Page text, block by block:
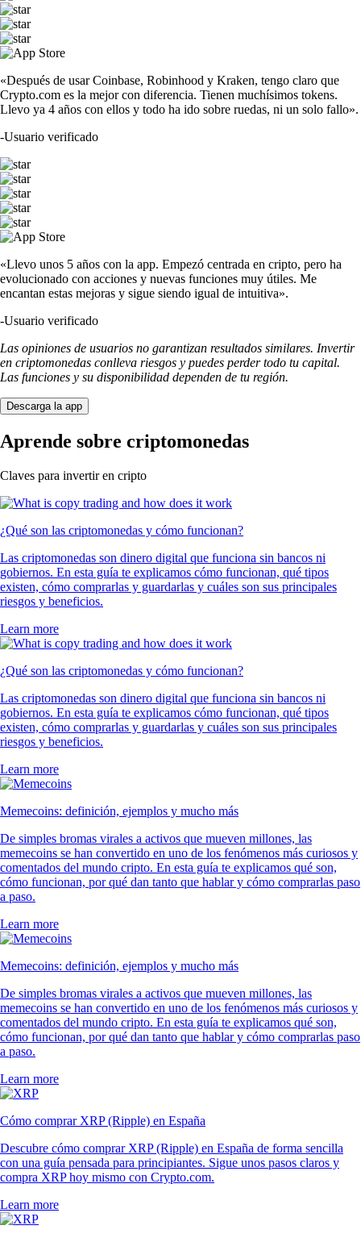
«Después de usar Coinbase, Robinhood y Kraken, tengo claro que
Crypto.com es la mejor con diferencia. Tienen muchísimos tokens.
Llevo ya 4 años con ellos y todo ha ido sobre ruedas, ni un solo fallo».
-Usuario verificado
«Llevo unos 5 años con la app. Empezó centrada en cripto, pero ha
evolucionado con acciones y nuevas funciones muy útiles. Me
encantan estas mejoras y sigue siendo igual de intuitiva».
-Usuario verificado
Las opiniones de usuarios no garantizan resultados similares. Invertir
en criptomonedas conlleva riesgos y puedes perder todo tu capital.
Las funciones y su disponibilidad dependen de tu región.
Descarga la app
Aprende sobre criptomonedas
Claves para invertir en cripto
¿Qué son las criptomonedas y cómo funcionan?
Las criptomonedas son dinero digital que funciona sin bancos ni
gobiernos. En esta guía te explicamos cómo funcionan, qué tipos
existen, cómo comprarlas y guardarlas y cuáles son sus principales
riesgos y beneficios.
Learn more
¿Qué son las criptomonedas y cómo funcionan?
Las criptomonedas son dinero digital que funciona sin bancos ni
gobiernos. En esta guía te explicamos cómo funcionan, qué tipos
existen, cómo comprarlas y guardarlas y cuáles son sus principales
riesgos y beneficios.
Learn more
Memecoins: definición, ejemplos y mucho más
De simples bromas virales a activos que mueven millones, las
memecoins se han convertido en uno de los fenómenos más curiosos y
comentados del mundo cripto. En esta guía te explicamos qué son,
cómo funcionan, por qué dan tanto que hablar y cómo comprarlas paso
a paso.
Learn more
Memecoins: definición, ejemplos y mucho más
De simples bromas virales a activos que mueven millones, las
memecoins se han convertido en uno de los fenómenos más curiosos y
comentados del mundo cripto. En esta guía te explicamos qué son,
cómo funcionan, por qué dan tanto que hablar y cómo comprarlas paso
a paso.
Learn more
Cómo comprar XRP (Ripple) en España
Descubre cómo comprar XRP (Ripple) en España de forma sencilla
con una guía pensada para principiantes. Sigue unos pasos claros y
compra XRP hoy mismo con Crypto.com.
Learn more